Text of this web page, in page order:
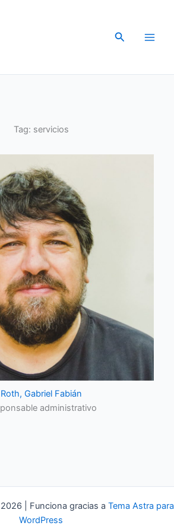
Buscar
Tag: servicios
Roth, Gabriel Fabián
administrativo
| Funciona gracias a Tema Astra para
WordPress